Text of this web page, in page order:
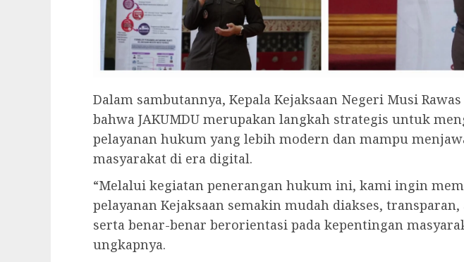
Dalam sambutannya, Kepala Kejaksaan Negeri Musi
bahwa JAKUMDU merupakan langkah strategis untuk
pelayanan hukum yang lebih modern dan mampu
masyarakat di era digital.
“Melalui kegiatan penerangan hukum ini, kami ingin
pelayanan Kejaksaan semakin mudah diakses,
serta benar-benar berorientasi pada kepentingan
ungkapnya.